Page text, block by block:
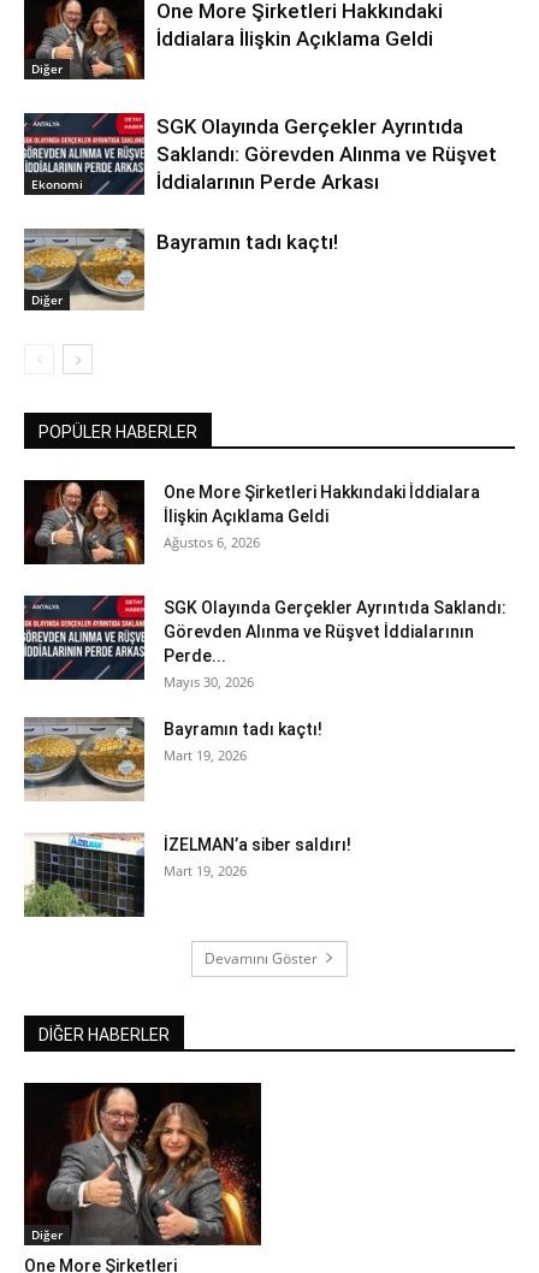
Diğer
One More Şirketleri Hakkındaki
İddialara İlişkin Açıklama Geldi
Ekonomi
SGK Olayında Gerçekler Ayrıntıda
Saklandı: Görevden Alınma ve Rüşvet
İddialarının Perde Arkası
Diğer
Bayramın tadı kaçtı!
POPÜLER HABERLER
One More Şirketleri Hakkındaki İddialara
İlişkin Açıklama Geldi
Ağustos 6, 2026
SGK Olayında Gerçekler Ayrıntıda Saklandı:
Görevden Alınma ve Rüşvet İddialarının
Perde...
Mayıs 30, 2026
Bayramın tadı kaçtı!
Mart 19, 2026
İZELMAN’a siber saldırı!
Mart 19, 2026
Devamını Göster
DİĞER HABERLER
Diğer
One More Şirketleri